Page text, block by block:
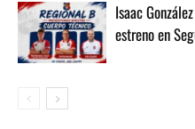
Isaac
estreno en